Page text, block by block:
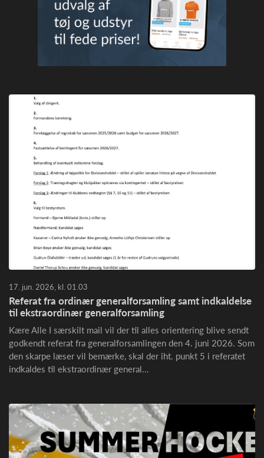
17. jun. 2026, kl. 01.03
Referat fra ordinær generalforsamling samt indkaldelse
til ekstraordinær generalforsamling
Kære Alle I særskilt mail vil der til alles orientering blive sendt
godkendt referat fra generalforsamlingen den 4. juni 2026. Som
den skarpe læser vil bemærke, skal der iht. punkt 5 i referatet
indkaldes til ekstraordinær general...